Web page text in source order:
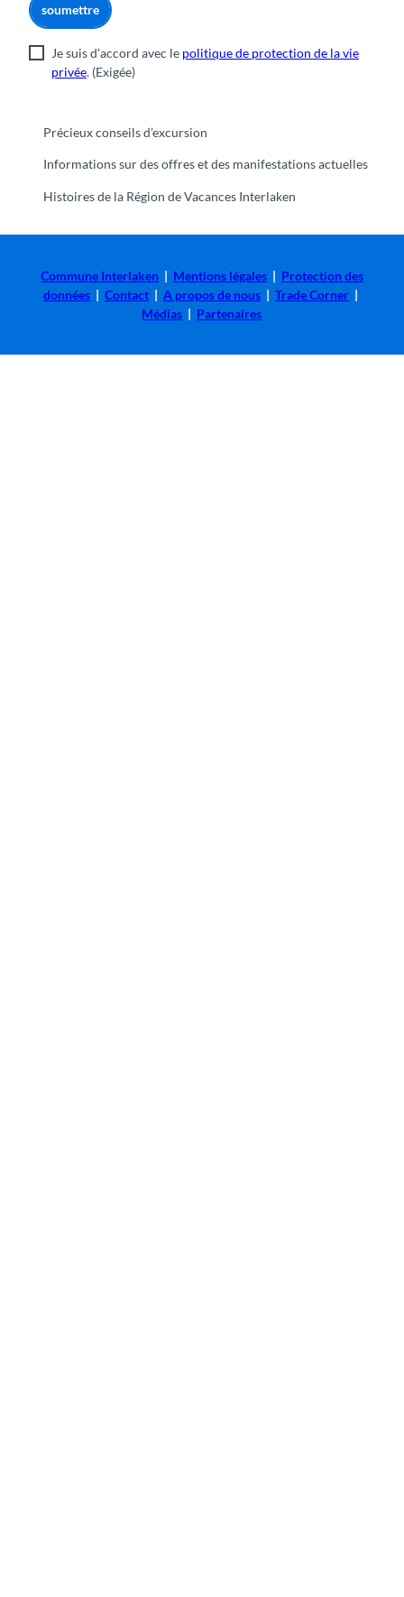
soumettre
Je suis d'accord avec le politique de protection de la vie
privée. (Exigée)
Précieux conseils d’excursion
Informations sur des offres et des manifestations actuelles
Histoires de la Région de Vacances Interlaken
Commune Interlaken | Mentions légales| Protection des
données| Contact| A propos de nous| Trade Corner|
Médias | Partenaires